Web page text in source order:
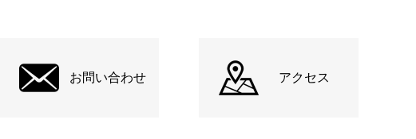
お問い合わせ アクセス